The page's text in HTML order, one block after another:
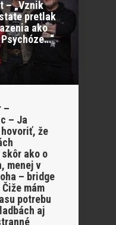
– „Vznik
pretlak
ako
–
– Ja
že
ako o
menej v
– bridge
mám
potrebu
aj